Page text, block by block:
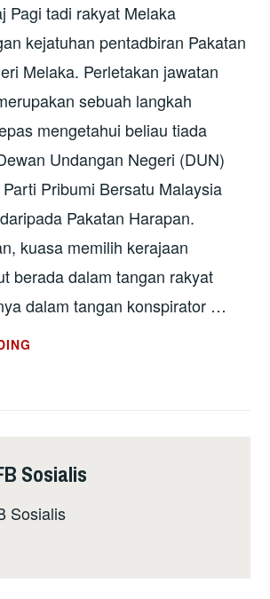
Pagi tadi rakyat Melaka
kejatuhan pentadbiran Pakatan
Melaka. Perletakan jawatan
sebuah langkah
mengetahui beliau tiada
Undangan Negeri (DUN)
Pribumi Bersatu Malaysia
Pakatan Harapan.
kuasa memilih kerajaan
berada dalam tangan rakyat
dalam tangan konspirator …
Sosialis
Sosialis